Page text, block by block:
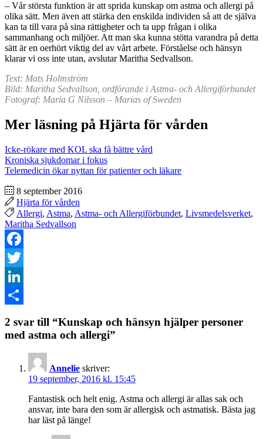
– Vår största funktion är att sprida kunskap om astma och allergi på
olika sätt. Men även att stärka den enskilda individen så att de själva
kan ta till vara på sina rättigheter och ta upp frågan i olika
sammanhang och miljöer. Att man ska kunna stötta varandra på detta
sätt är en oerhört viktig del av vårt arbete. Förståelse och hänsyn
klarar vi oss inte utan, avslutar Maritha Sedvallson.
Text: Mats Holmström
Bild: Maritha Sedvallson, ordförande i Astma- och Allergiförbundet
Fotograf: Maria G Nilsson – Marias of Sweden
Mer läsning på Hjärta för vården
Icke-rökare med KOL ska få bättre vård
Kroniska sjukdomar i fokus
Telemedicin ökar nyttan för patienter och läkare
8 september 2016
Hjärta för vården
Allergi, Astma, Astma- och Allergiförbundet, Livsmedelsverket,
Maritha Sedvallson
Facebook
Twitter
LinkedIn
2 svar till “Kunskap och hänsyn hjälper personer
med astma och allergi”
Annelie skriver:
19 september, 2016 kl. 15:45
Fantastisk och helt enig. Astma och allergi är allas sak och
ansvar, inte bara den som är allergisk och astmatisk. Bästa jag
har läst på länge!